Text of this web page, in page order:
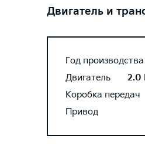
Двигатель и
Год производства
Двигатель
2.0
Коробка передач
Привод